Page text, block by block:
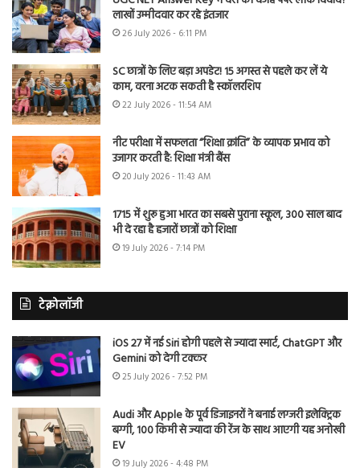
लाखों उम्मीदवार कर रहे इंतजार
26 July 2026 - 6:11 PM
SC छात्रों के लिए बड़ा अपडेट! 15 अगस्त से पहले कर लें ये
काम, वरना अटक सकती है स्कॉलरशिप
22 July 2026 - 11:54 AM
नीट परीक्षा में सफलता “शिक्षा क्रांति” के व्यापक प्रभाव को
उजागर करती है: शिक्षा मंत्री बैंस
20 July 2026 - 11:43 AM
1715 में शुरू हुआ भारत का सबसे पुराना स्कूल, 300 साल बाद
भी दे रहा है हजारों छात्रों को शिक्षा
19 July 2026 - 7:14 PM
टेक्नोलॉजी
iOS 27 में नई Siri होगी पहले से ज्यादा स्मार्ट, ChatGPT और
Gemini को देगी टक्कर
25 July 2026 - 7:52 PM
Audi और Apple के पूर्व डिजाइनरों ने बनाई लग्जरी इलेक्ट्रिक
बग्गी, 100 किमी से ज्यादा की रेंज के साथ आएगी यह अनोखी
EV
19 July 2026 - 4:48 PM